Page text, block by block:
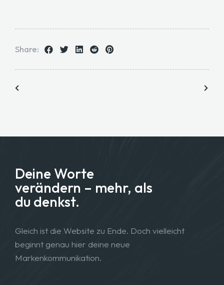
Share:
Deine Worte
verändern – mehr, als
du denkst.
Gleich ist die Website zu Ende. Doch vielleicht
beginnt genau hier deine neue
Markenkommunikation.